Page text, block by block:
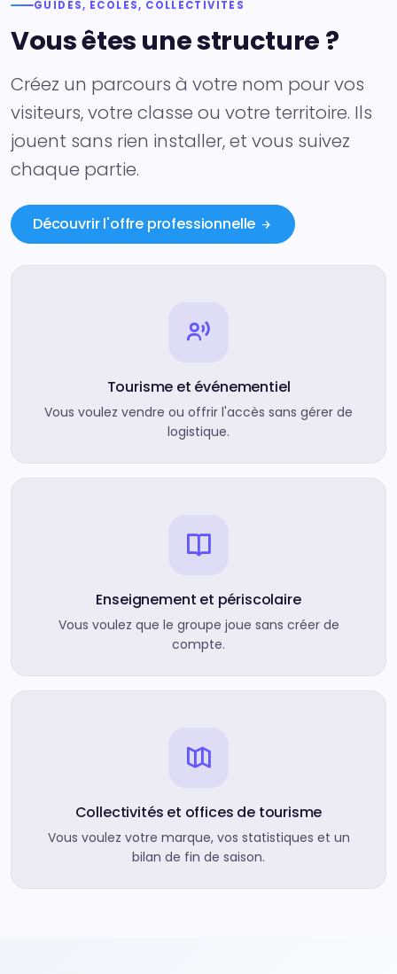
GUIDES, ÉCOLES, COLLECTIVITÉS
Vous êtes une structure ?
Créez un parcours à votre nom pour vos
visiteurs, votre classe ou votre territoire. Ils
jouent sans rien installer, et vous suivez
chaque partie.
Découvrir l'offre professionnelle
Tourisme et événementiel
Vous voulez vendre ou offrir l'accès sans gérer de
logistique.
Enseignement et périscolaire
Vous voulez que le groupe joue sans créer de
compte.
Collectivités et offices de tourisme
Vous voulez votre marque, vos statistiques et un
bilan de fin de saison.